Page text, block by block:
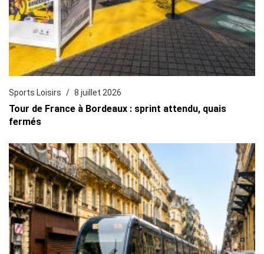
Sports Loisirs 8 juillet 2026
Tour de France à Bordeaux : sprint attendu, quais
fermés